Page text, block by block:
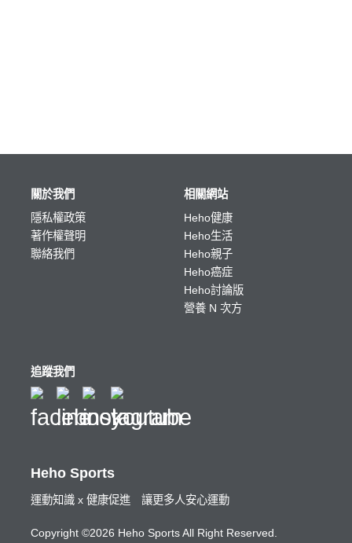
Heho Sports
運動知識 x 健康促進 讓更多人安心運動
Copyright ©2026 Heho Sports All Right Reserved.
關於我們
隱私權政策
著作權聲明
聯絡我們
相關網站
Heho健康
Heho生活
Heho親子
Heho癌症
Heho討論版
營養 N 次方
追蹤我們